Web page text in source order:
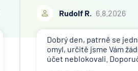
Rudolf R. 6.8.2026
Dobrý den, patrně se
omyl, určitě jsme Vám
účet neblokovali.